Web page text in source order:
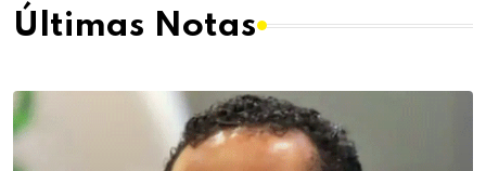
Últimas Notas